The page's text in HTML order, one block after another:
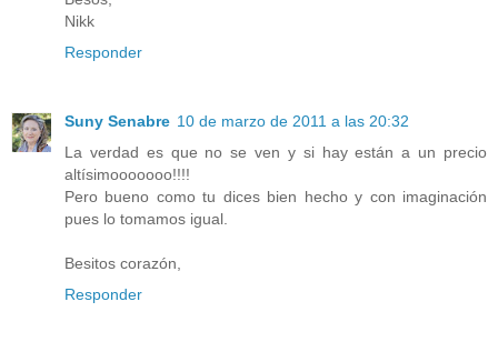
Nikk
Responder
Suny Senabre 10 de marzo de 2011 a las 20:32
La verdad es que no se ven y si hay están a un precio
altísimooooooo!!!!
Pero bueno como tu dices bien hecho y con imaginación
pues lo tomamos igual.
Besitos corazón,
Responder